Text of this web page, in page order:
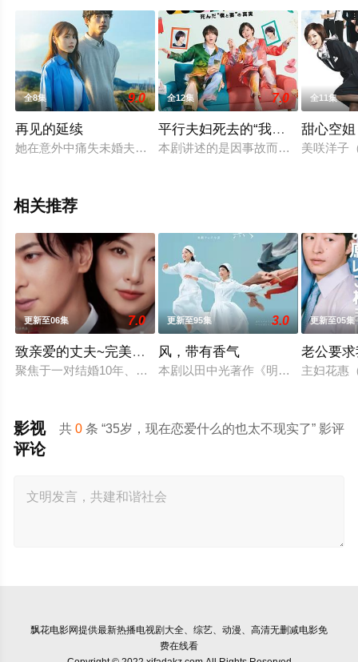
全8集 9.0
再见的延续
她在意外中痛失未婚夫，不幸殒命的挚爱却拯救了另一名男子
全12集 7.0
平行夫妇死去的“我和妻子”的真相
本剧讲述的是因事故而死别的夫妇被
全11集
甜心空姐
美咲洋子
相关推荐
更新至06集 7.0
致亲爱的丈夫~完美妻子的谎言~
聚焦于一对结婚10年、在外人眼中完美无瑕的恩爱夫妻。丈夫
更新至95集 3.0
风，带有香气
本剧以田中光著作《明治的南丁格尔
更新至05集
老公要
主妇花惠
共0 条 “35岁，现在恋爱什么的也太不现实了” 影评
影视
评论
飘花电影网提供最新热播电视剧大全、综艺、动漫、高清无删减电影免
费在线看